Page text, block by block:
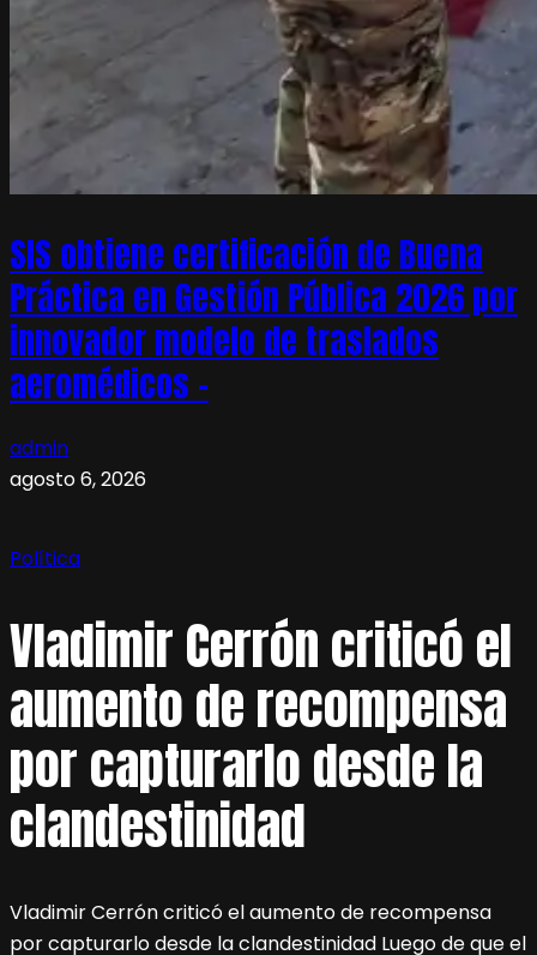
SIS obtiene certificación de Buena
Práctica en Gestión Pública 2026 por
innovador modelo de traslados
aeromédicos –
admin
agosto 6, 2026
Política
Vladimir Cerrón criticó el
aumento de recompensa
por capturarlo desde la
clandestinidad
Vladimir Cerrón criticó el aumento de recompensa
por capturarlo desde la clandestinidad Luego de que el